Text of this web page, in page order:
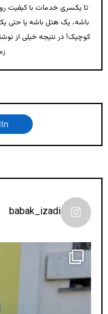
تا یکسری خدمات با کیفیت رو
باشه، یک هتل باشه یا حتی
کوچیک! در نتیجه خیلی از
babak_izadi